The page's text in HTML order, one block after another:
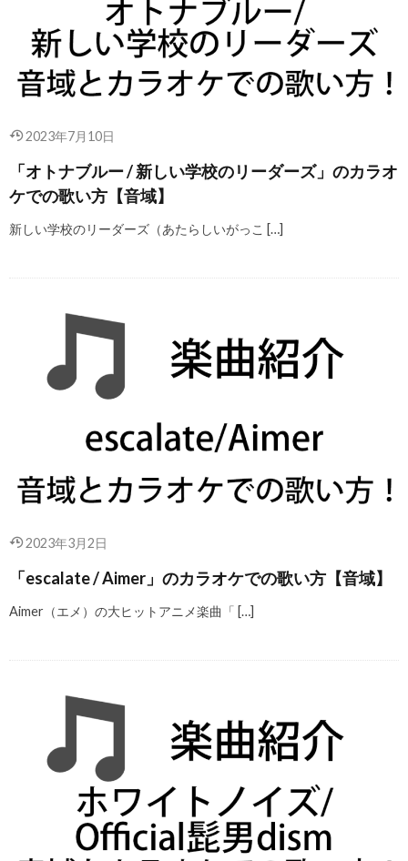
2023年7月10日
「オトナブルー / 新しい学校のリーダーズ」のカラオ
ケでの歌い方【音域】
新しい学校のリーダーズ（あたらしいがっこ […]
2023年3月2日
「escalate / Aimer」のカラオケでの歌い方【音域】
Aimer（エメ）の大ヒットアニメ楽曲「 […]